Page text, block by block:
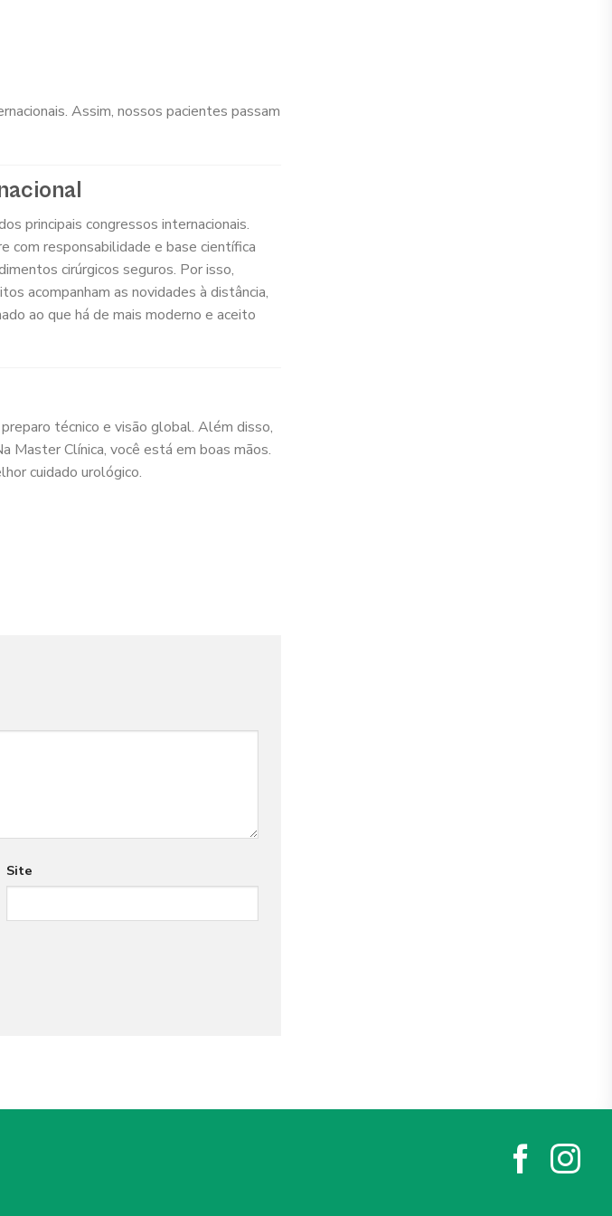
Assim, nossos pacientes passam
principais congressos internacionais.
com responsabilidade e base científica
cirúrgicos seguros. Por isso,
acompanham as novidades à distância,
ao que há de mais moderno e aceito
técnico e visão global. Além disso,
Master Clínica, você está em boas mãos.
cuidado urológico.
Site